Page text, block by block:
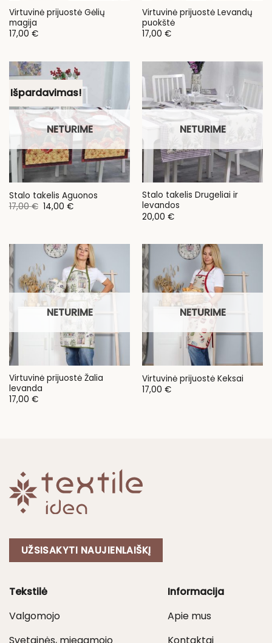
Virtuvinė prijuostė Gėlių
magija
17,00 €
Virtuvinė prijuostė Levandų
puokštė
17,00 €
Išpardavimas!
NETURIME
Stalo takelis Aguonos
17,00€ Original
price
14,00 €Current
NETURIME
Stalo takelis Drugeliai ir
levandos
20,00 €
NETURIME
Virtuvinė prijuostė Žalia
levanda
17,00 €
NETURIME
Virtuvinė prijuostė Keksai
17,00 €
UŽSISAKYTI NAUJIENLAIŠKĮ
Tekstilė
Valgomojo
Svetainės, miegamojo
Informacija
Apie mus
Kontaktai